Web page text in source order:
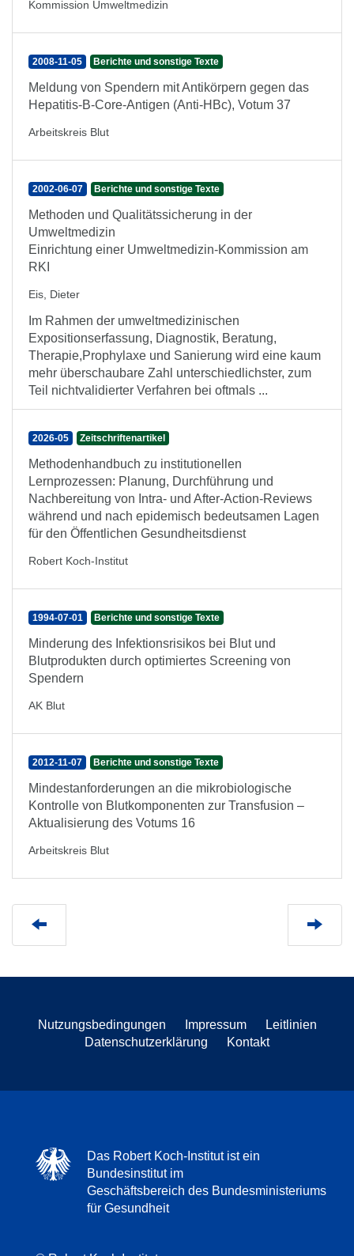
Kommission Umweltmedizin
2008-11-05 Berichte und sonstige Texte
Meldung von Spendern mit Antikörpern gegen das
Hepatitis-B-Core-Antigen (Anti-HBc), Votum 37
Arbeitskreis Blut
2002-06-07 Berichte und sonstige Texte
Methoden und Qualitätssicherung in der
Umweltmedizin
Einrichtung einer Umweltmedizin-Kommission am
RKI
Eis, Dieter
Im Rahmen der umweltmedizinischen
Expositionserfassung, Diagnostik, Beratung,
Therapie,Prophylaxe und Sanierung wird eine kaum
mehr überschaubare Zahl unterschiedlichster, zum
Teil nichtvalidierter Verfahren bei oftmals ...
2026-05 Zeitschriftenartikel
Methodenhandbuch zu institutionellen
Lernprozessen: Planung, Durchführung und
Nachbereitung von Intra- und After-Action-Reviews
während und nach epidemisch bedeutsamen Lagen
für den Öffentlichen Gesundheitsdienst
Robert Koch-Institut
1994-07-01 Berichte und sonstige Texte
Minderung des Infektionsrisikos bei Blut und
Blutprodukten durch optimiertes Screening von
Spendern
AK Blut
2012-11-07 Berichte und sonstige Texte
Mindestanforderungen an die mikrobiologische
Kontrolle von Blutkomponenten zur Transfusion –
Aktualisierung des Votums 16
Arbeitskreis Blut
Nutzungsbedingungen Impressum
Leitlinien
Datenschutzerklärung
Kontakt
Das Robert Koch-Institut ist ein
Bundesinstitut im
Geschäftsbereich des Bundesministeriums
für Gesundheit